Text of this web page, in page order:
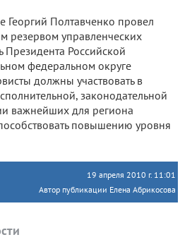
Георгий Полтавченко провел
резервом управленческих
Президента Российской
федеральном округе
должны участвовать в
законодательной
важнейших для региона
повышению уровня
19 апреля 2010 г. 11:01
Автор публикации Елена Абрикосова